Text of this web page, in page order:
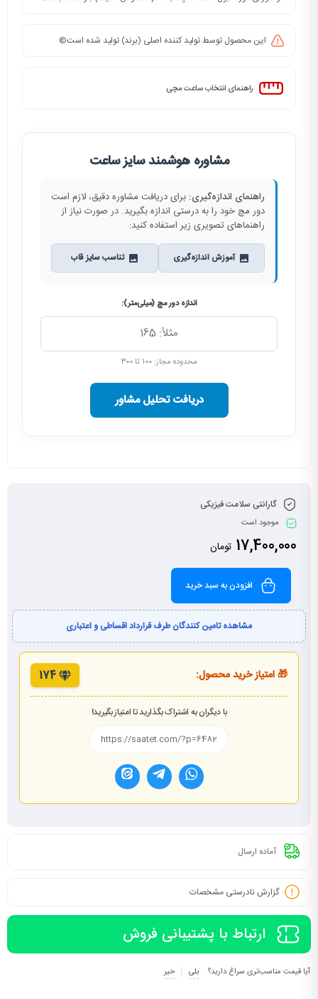
این محصول توسط تولید کننده اصلی (برند) تولید شده است©️
راهنمای انتخاب ساعت مچی
مشاوره هوشمند سایز ساعت
راهنمای اندازه‌گیری: برای دریافت مشاوره دقیق، لازم است
دور مچ خود را به درستی اندازه بگیرید. در صورت نیاز از
راهنماهای تصویری زیر استفاده کنید:
آموزش اندازه‌گیری تناسب سایز قاب
اندازه دور مچ (میلی‌متر):
محدوده مجاز: ۱۰۰ تا ۳۰۰
دریافت تحلیل مشاور
گارانتی سلامت فیزیکی
موجود است
17,400,000 تومان
افزودن به سبد خرید
مشاهده تامین کنندگان طرف قرارداد اقساطی و اعتباری
🎁 امتیاز خرید محصول: 174
با دیگران به اشتراک بگذارید تا امتیاز بگیرید!
آماده ارسال
گزارش نادرستی مشخصات
ارتباط با پشتیبانی فروش
آیا قیمت مناسب‌تری سراغ دارید؟ بلی خیر